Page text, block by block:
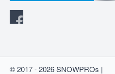
© 2017 - 2026 SNOWPROs |